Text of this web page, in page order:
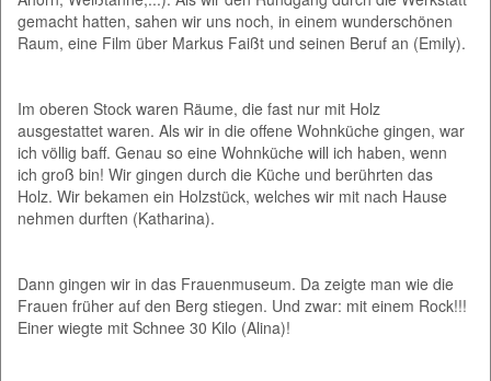
gemacht hatten, sahen wir uns noch, in einem wunderschönen
Raum, eine Film über Markus Faißt und seinen Beruf an (Emily).
Im oberen Stock waren Räume, die fast nur mit Holz
ausgestattet waren. Als wir in die offene Wohnküche gingen, war
ich völlig baff. Genau so eine Wohnküche will ich haben, wenn
ich groß bin! Wir gingen durch die Küche und berührten das
Holz. Wir bekamen ein Holzstück, welches wir mit nach Hause
nehmen durften (Katharina).
Dann gingen wir in das Frauenmuseum. Da zeigte man wie die
Frauen früher auf den Berg stiegen. Und zwar: mit einem Rock!!!
Einer wiegte mit Schnee 30 Kilo (Alina)!